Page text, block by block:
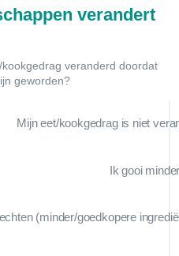
verandert
veranderd doordat
geworden?
Mijn eet/kookgedrag is niet
Ik gooi
(minder/goedkopere